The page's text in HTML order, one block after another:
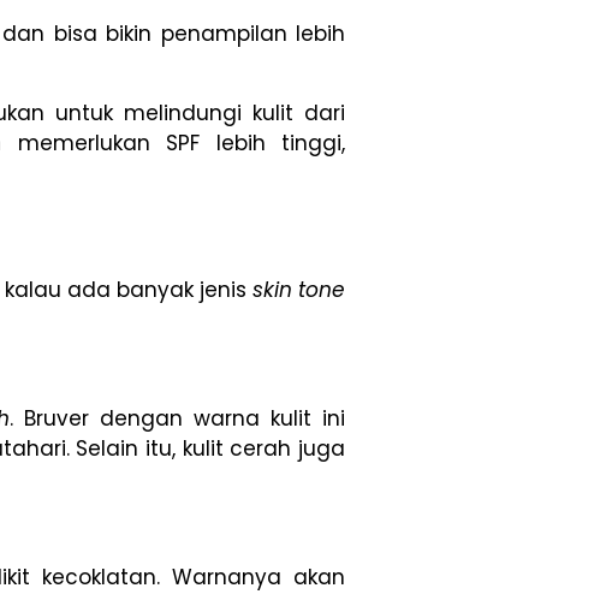
bisa bikin penampilan lebih
untuk melindungi kulit dari
SPF lebih tinggi,
ada banyak jenis skin tone
. Bruver dengan warna kulit ini
Selain itu, kulit cerah juga
kecoklatan. Warnanya akan